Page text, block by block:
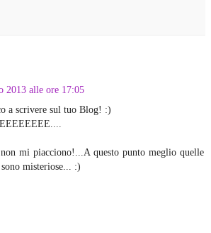
2013 alle ore 17:05
a scrivere sul tuo Blog! :)
mi piacciono!...A questo punto meglio quelle
misteriose... :)